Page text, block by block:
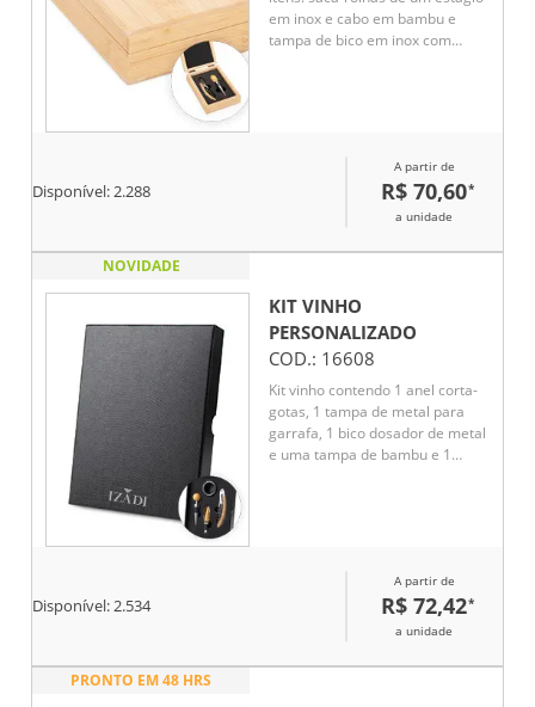
em inox e cabo em bambu e
tampa de bico em inox com
Disponível:2.288
A partir de
R$ 70,60*
a unidade
NOVIDADE
KIT VINHO
PERSONALIZADO
COD.: 16608
Kit vinho contendo 1 anel corta-
gotas, 1 tampa de metal para
garrafa, 1 bico dosador de metal
e uma tampa de bambu e 1
Disponível:2.534
A partir de
R$ 72,42*
a unidade
PRONTO EM 48 HRS